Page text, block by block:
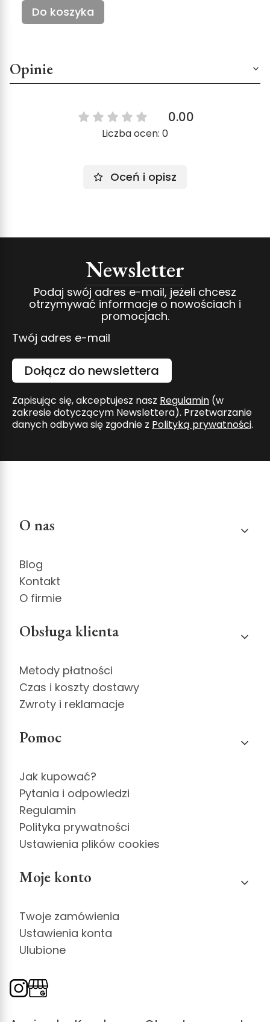
Do koszyka
Opinie
0.00
Liczba ocen: 0
Oceń i opisz
Newsletter
Podaj swój adres e-mail, jeżeli chcesz
otrzymywać informacje o nowościach i
promocjach.
Twój adres e-mail
Dołącz do newslettera
Zapisując się, akceptujesz nasz Regulamin (w
zakresie dotyczącym Newslettera). Przetwarzanie
danych odbywa się zgodnie z Polityką prywatności.
Linki w stopce
O nas
Blog
Kontakt
O firmie
Obsługa klienta
Metody płatności
Czas i koszty dostawy
Zwroty i reklamacje
Pomoc
Jak kupować?
Pytania i odpowiedzi
Regulamin
Polityka prywatności
Ustawienia plików cookies
Moje konto
Twoje zamówienia
Ustawienia konta
Ulubione